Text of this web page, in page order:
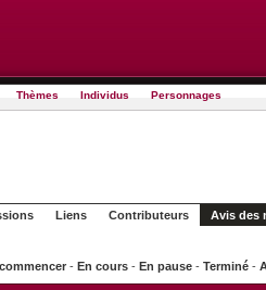
Thèmes Individus Personnages
Liens Contributeurs Avis des
- En cours- En pause- Terminé-